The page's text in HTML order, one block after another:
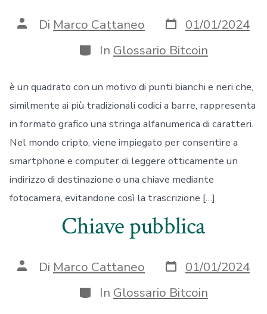
Autore
articolo
Di Marco Cattaneo Data
articolo
01/01/2024
Categorie
In Glossario Bitcoin
è un quadrato con un motivo di punti bianchi e neri che,
similmente ai più tradizionali codici a barre, rappresenta
in formato grafico una stringa alfanumerica di caratteri.
Nel mondo cripto, viene impiegato per consentire a
smartphone e computer di leggere otticamente un
indirizzo di destinazione o una chiave mediante
fotocamera, evitandone così la trascrizione […]
Chiave pubblica
Autore
articolo
Di Marco Cattaneo Data
articolo
01/01/2024
Categorie
In Glossario Bitcoin